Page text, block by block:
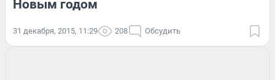
Новым годом
31 декабря, 2015, 11:29 208 Обсудить